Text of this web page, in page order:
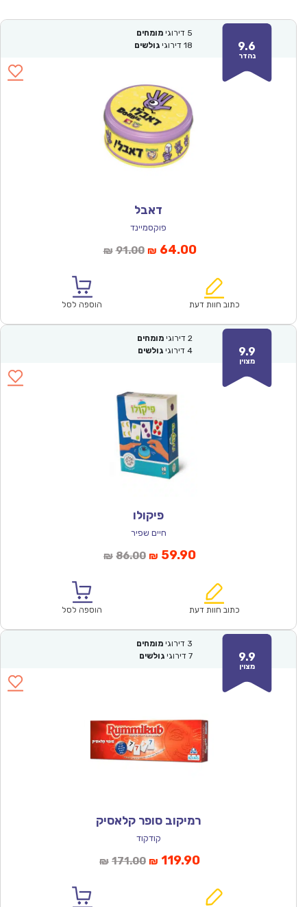
9.6
נהדר
5 דירוגי מומחים
18 דירוגי גולשים
דאבל
פוקסמיינד
₪ 91.00המחיר
₪91.00.
₪ 64.00המחיר
הוא:
כתוב חוות דעת הוספה לסל
9.9
מצוין
2 דירוגי מומחים
4 דירוגי גולשים
פיקולו
חיים שפיר
₪ 86.00המחיר
₪86.00.
₪ 59.90המחיר
הוא:
כתוב חוות דעת הוספה לסל
9.9
מצוין
3 דירוגי מומחים
7 דירוגי גולשים
רמיקוב סופר קלאסיק
קודקוד
₪ 171.00המחיר
₪ 119.90המחיר
הוא: